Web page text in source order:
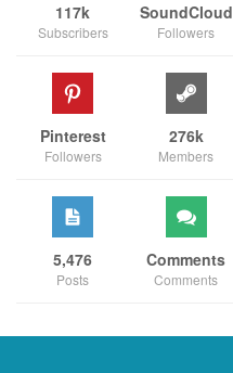
117k
Subscribers
SoundCloud
Followers
Pinterest
Followers
276k
Members
5,476
Posts
Comments
Comments